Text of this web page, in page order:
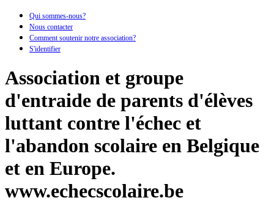
Qui sommes-nous?
Nous contacter
Comment soutenir notre association?
S'identifier
Association et groupe
d'entraide de parents d'élèves
luttant contre l'échec et
l'abandon scolaire en Belgique
et en Europe.
www.echecscolaire.be